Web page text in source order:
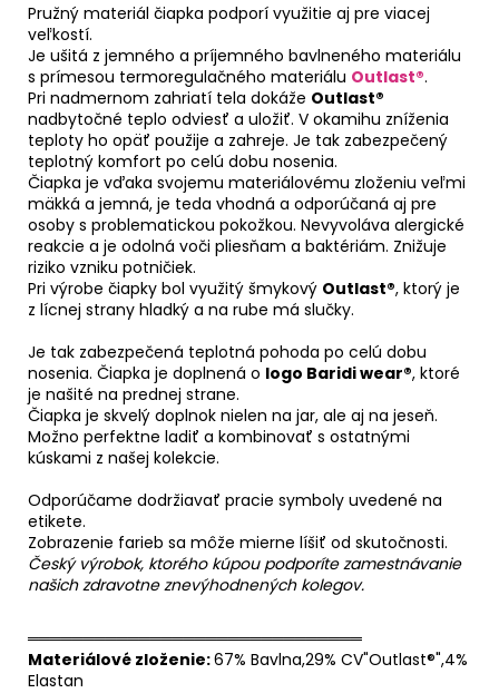
Pružný materiál čiapka podporí využitie aj pre viacej
veľkostí.
Je ušitá z jemného a príjemného bavlneného materiálu
s prímesou termoregulačného materiálu Outlast®.
Pri nadmernom zahriatí tela dokáže Outlast®
nadbytočné teplo odviesť a uložiť. V okamihu zníženia
teploty ho opäť použije a zahreje. Je tak zabezpečený
teplotný komfort po celú dobu nosenia.
Čiapka je vďaka svojemu materiálovému zloženiu veľmi
mäkká a jemná, je teda vhodná a odporúčaná aj pre
osoby s problematickou pokožkou. Nevyvoláva alergické
reakcie a je odolná voči pliesňam a baktériám. Znižuje
riziko vzniku potničiek.
Pri výrobe čiapky bol využitý šmykový Outlast®, ktorý je
z lícnej strany hladký a na rube má slučky.
Je tak zabezpečená teplotná pohoda po celú dobu
nosenia. Čiapka je doplnená o logo Baridi wear®, ktoré
je našité na prednej strane.
Čiapka je skvelý doplnok nielen na jar, ale aj na jeseň.
Možno perfektne ladiť a kombinovať s ostatnými
kúskami z našej kolekcie.
Odporúčame dodržiavať pracie symboly uvedené na
etikete.
Zobrazenie farieb sa môže mierne líšiť od skutočnosti.
Český výrobok, ktorého kúpou podporíte zamestnávanie
našich zdravotne znevýhodnených kolegov.
══════════════════════════════
Materiálové zloženie:67% Bavlna,29% CV"Outlast®",4%
Elastan